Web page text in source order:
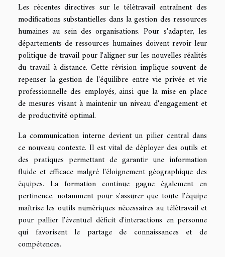
Les récentes directives sur le télétravail entraînent des
modifications substantielles dans la gestion des ressources
humaines au sein des organisations. Pour s'adapter, les
départements de ressources humaines doivent revoir leur
politique de travail pour l'aligner sur les nouvelles réalités
du travail à distance. Cette révision implique souvent de
repenser la gestion de l'équilibre entre vie privée et vie
professionnelle des employés, ainsi que la mise en place
de mesures visant à maintenir un niveau d'engagement et
de productivité optimal.
La communication interne devient un pilier central dans
ce nouveau contexte. Il est vital de déployer des outils et
des pratiques permettant de garantir une information
fluide et efficace malgré l'éloignement géographique des
équipes. La formation continue gagne également en
pertinence, notamment pour s'assurer que toute l'équipe
maîtrise les outils numériques nécessaires au télétravail et
pour pallier l'éventuel déficit d'interactions en personne
qui favorisent le partage de connaissances et de
compétences.